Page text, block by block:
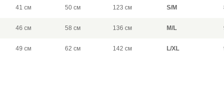
41 см 50 см 123 см S/M
46 см 58 см 136 см M/L
49 см 62 см 142 см L/XL